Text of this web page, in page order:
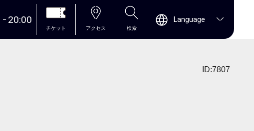
20:00
チケット アクセス 検索
Language
ID:7807